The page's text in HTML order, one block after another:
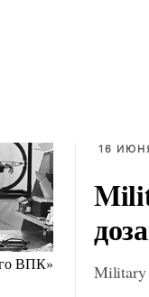
ВПК»
16
Military